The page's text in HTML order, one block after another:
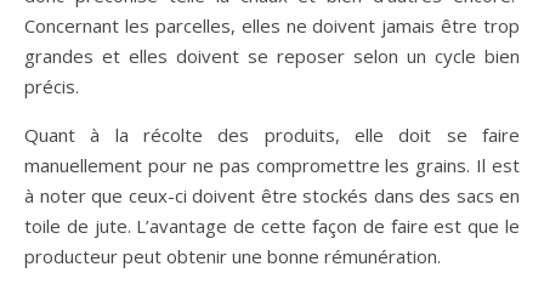
Concernant les parcelles, elles ne doivent jamais être trop
grandes et elles doivent se reposer selon un cycle bien
précis.
Quant à la récolte des produits, elle doit se faire
manuellement pour ne pas compromettre les grains. Il est
à noter que ceux-ci doivent être stockés dans des sacs en
toile de jute. L’avantage de cette façon de faire est que le
producteur peut obtenir une bonne rémunération.